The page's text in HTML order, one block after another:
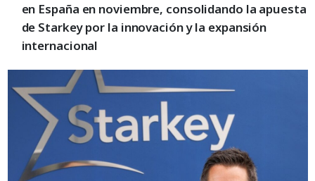
en España en noviembre, consolidando la apuesta
de Starkey por la innovación y la expansión
internacional